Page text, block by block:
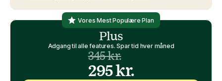
Vores Mest Populære Plan
Plus
Adgang til alle features. Spar tid hver måned
345 kr.
295 kr.